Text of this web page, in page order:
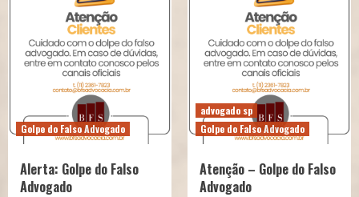
Golpe do Falso Advogado
Alerta: Golpe do Falso
Advogado
advogado sp
Golpe do Falso Advogado
Atenção – Golpe do Falso
Advogado